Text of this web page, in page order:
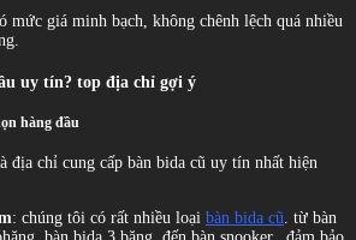
mức giá minh bạch, không chênh lệch quá nhiều
uy tín? top địa chỉ gợi ý
hàng đầu
địa chỉ cung cấp bàn bida cũ uy tín nhất hiện
: chúng tôi có rất nhiều loại bàn bida cũ. từ bàn